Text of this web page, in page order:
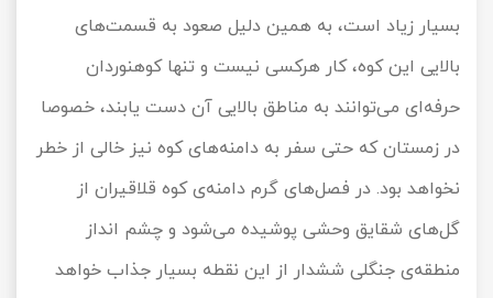
بسیار زیاد است، به همین دلیل صعود به قسمت‌های
بالایی این کوه، کار هرکسی نیست و تنها کوهنوردان
حرفه‌ای می‌توانند به مناطق بالایی آن دست یابند، خصوصا
در زمستان که حتی سفر به دامنه‌های کوه نیز خالی از خطر
نخواهد بود. در فصل‌های گرم دامنه‌ی کوه قلاقیران از
گل‌های شقایق وحشی پوشیده می‌شود و چشم انداز
منطقه‌ی جنگلی ششدار از این نقطه بسیار جذاب خواهد